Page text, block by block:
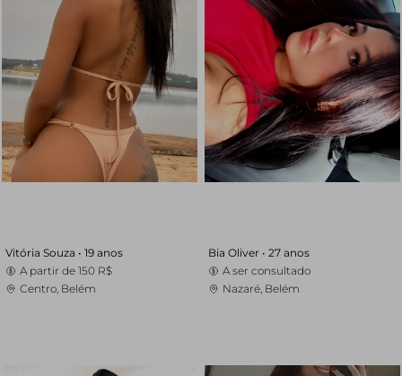
Vitória Souza • 19 anos
A partir de 150 R$
Centro, Belém
Bia Oliver • 27 anos
A ser consultado
Nazaré, Belém